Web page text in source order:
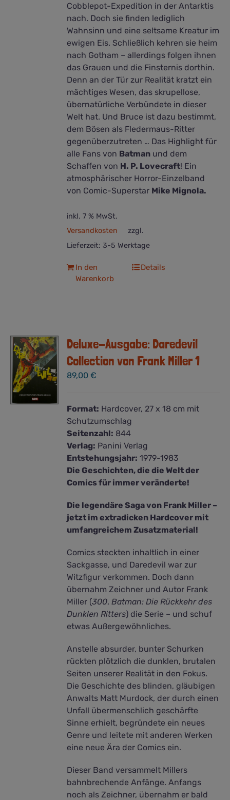
Cobblepot-Expedition in der Antarktis
nach. Doch sie finden lediglich
Wahnsinn und eine seltsame Kreatur im
ewigen Eis. Schließlich kehren sie heim
nach Gotham – allerdings folgen ihnen
das Grauen und die Finsternis dorthin.
Denn an der Tür zur Realität kratzt ein
mächtiges Wesen, das skrupellose,
übernatürliche Verbündete in dieser
Welt hat. Und Bruce ist dazu bestimmt,
dem Bösen als Fledermaus-Ritter
gegenüberzutreten … Das Highlight für
alle Fans von Batman und dem
Schaffen von H. P. Lovecraft! Ein
atmosphärischer Horror-Einzelband
von Comic-Superstar Mike Mignola.
inkl. 7 % MwSt.
zzgl.
Versandkosten
Lieferzeit: 3-5 Werktage
In den
Warenkorb
Details
Deluxe-Ausgabe: Daredevil
Collection von Frank Miller 1
89,00€
Format: Hardcover, 27 x 18 cm mit
Schutzumschlag
Seitenzahl: 844
Verlag: Panini Verlag
Entstehungsjahr: 1979-1983
Die Geschichten, die die Welt der
Comics für immer veränderte!
Die legendäre Saga von Frank Miller –
jetzt im extradicken Hardcover mit
umfangreichem Zusatzmaterial!
Comics steckten inhaltlich in einer
Sackgasse, und Daredevil war zur
Witzfigur verkommen. Doch dann
übernahm Zeichner und Autor Frank
Miller (300,Batman: Die Rückkehr des
Dunklen Ritters) die Serie – und schuf
etwas Außergewöhnliches.
Anstelle absurder, bunter Schurken
rückten plötzlich die dunklen, brutalen
Seiten unserer Realität in den Fokus.
Die Geschichte des blinden, gläubigen
Anwalts Matt Murdock, der durch einen
Unfall übermenschlich geschärfte
Sinne erhielt, begründete ein neues
Genre und leitete mit anderen Werken
eine neue Ära der Comics ein.
Dieser Band versammelt Millers
bahnbrechende Anfänge. Anfangs
noch als Zeichner, übernahm er bald